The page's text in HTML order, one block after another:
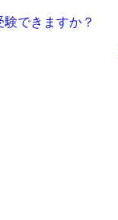
できますか？